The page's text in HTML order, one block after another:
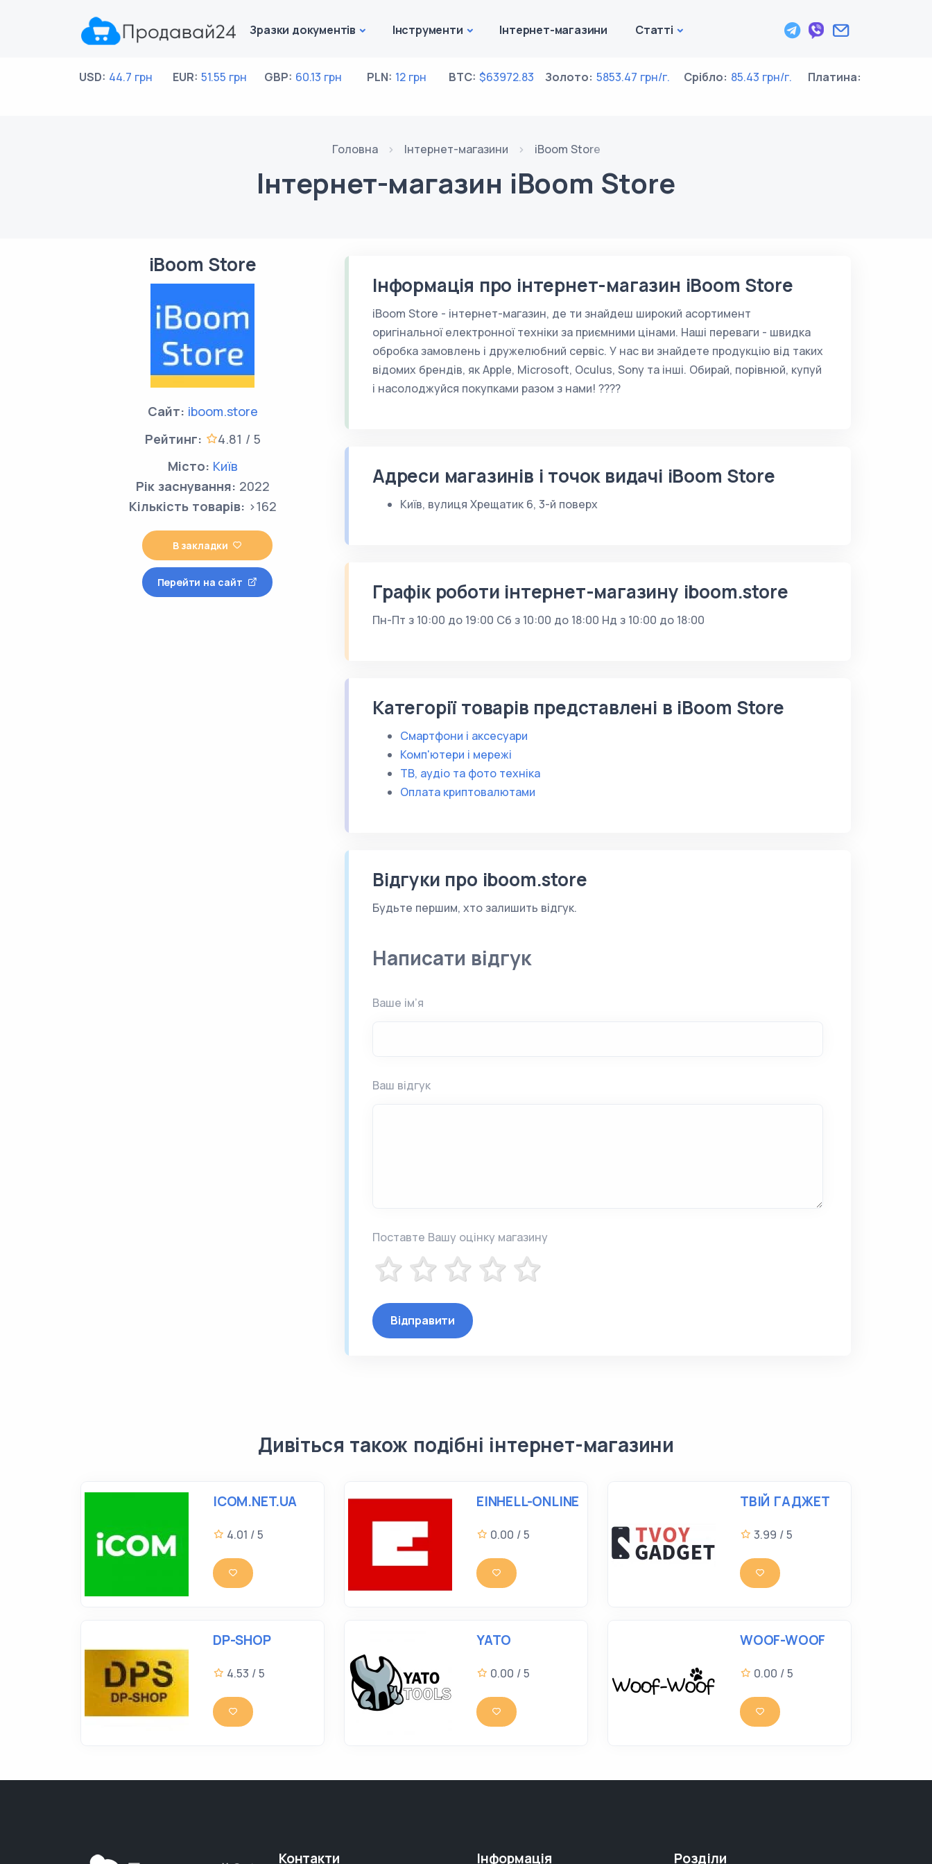
Зразки документів Інструменти Інтернет-магазини Cтатті
USD: 44.7 грн EUR: 51.55 грн GBP: 60.13 грн PLN: 12 грн BTC: $63972.83 Золото: 5853.47 грн/г. Срібло: 85.43 грн/г. Платина:
Головна Інтернет-магазини iBoom Store
Інтернет-магазин iBoom Store
iBoom Store
Сайт: iboom.store
Рейтинг:
4.81 / 5
Місто: Київ
Рік заснування: 2022
Кількість товарів: >162
В закладки
Перейти на сайт
Інформація про інтернет-магазин iBoom Store
iBoom Store - інтернет-магазин, де ти знайдеш широкий асортимент
оригінальної електронної техніки за приємними цінами. Наші переваги - швидка
обробка замовлень і дружелюбний сервіс. У нас ви знайдете продукцію від таких
відомих брендів, як Apple, Microsoft, Oculus, Sony та інші. Обирай, порівнюй, купуй
і насолоджуйся покупками разом з нами! ????
Адреси магазинів і точок видачі iBoom Store
Київ, вулиця Хрещатик 6, 3-й поверх
Графік роботи інтернет-магазину iboom.store
Пн-Пт з 10:00 до 19:00 Сб з 10:00 до 18:00 Нд з 10:00 до 18:00
Категорії товарів представлені в iBoom Store
Смартфони і аксесуари
Комп'ютери і мережі
ТВ, аудіо та фото техніка
Оплата криптовалютами
Відгуки про iboom.store
Будьте першим, хто залишить відгук.
Написати відгук
Ваше ім’я
Ваш відгук
Поставте Вашу оцінку магазину
Відправити
Дивіться також подібні інтернет-магазини
ICOM.NET.UA
4.01 / 5
EINHELL-ONLINE
0.00 / 5
ТВІЙ ГАДЖЕТ
3.99 / 5
DP-SHOP
4.53 / 5
YATO
0.00 / 5
WOOF-WOOF
0.00 / 5
Контакти Інформація Розділи